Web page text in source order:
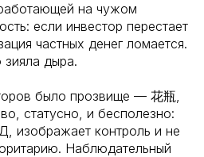
на чужом
если инвестор перестает
частных денег ломается.
зияла дыра.
было прозвище — 花瓶,
статусно, и бесполезно:
изображает контроль и не
Наблюдательный